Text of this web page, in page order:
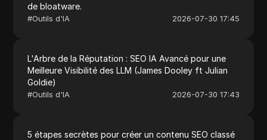
de bloatware.
#Outils d'IA 2026-07-30 17:45
L'Arbre de la Réputation : SEO IA Avancé pour une
Meilleure Visibilité des LLM (James Dooley ft Julian
Goldie)
#Outils d'IA 2026-07-30 17:43
5 étapes secrètes pour créer un contenu SEO classé